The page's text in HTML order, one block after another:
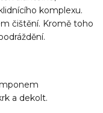
komplexu.
čištění. Kromě toho
a dekolt.